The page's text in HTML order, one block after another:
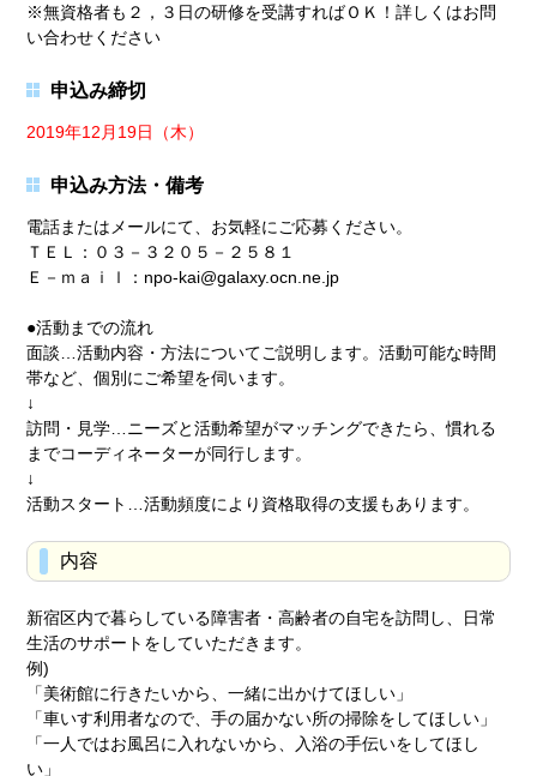
※無資格者も２，３日の研修を受講すればＯＫ！詳しくはお問
い合わせください
申込み締切
2019年12月19日（木）
申込み方法・備考
電話またはメールにて、お気軽にご応募ください。
ＴＥＬ：０３－３２０５－２５８１
Ｅ－ｍａｉｌ：npo-kai@galaxy.ocn.ne.jp
●活動までの流れ
面談…活動内容・方法についてご説明します。活動可能な時間
帯など、個別にご希望を伺います。
↓
訪問・見学…ニーズと活動希望がマッチングできたら、慣れる
までコーディネーターが同行します。
↓
活動スタート…活動頻度により資格取得の支援もあります。
内容
新宿区内で暮らしている障害者・高齢者の自宅を訪問し、日常
生活のサポートをしていただきます。
例)
「美術館に行きたいから、一緒に出かけてほしい」
「車いす利用者なので、手の届かない所の掃除をしてほしい」
「一人ではお風呂に入れないから、入浴の手伝いをしてほし
い」